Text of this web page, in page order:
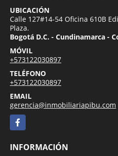
UBICACIÓN
Calle 127#14-54 Oficina 610B
Plaza.
Bogotá D.C. - Cundinamarca -
MÓVIL
+573122030897
TELÉFONO
+573122030897
EMAIL
gerencia@inmobiliariapibu.com
Facebook
INFORMACIÓN